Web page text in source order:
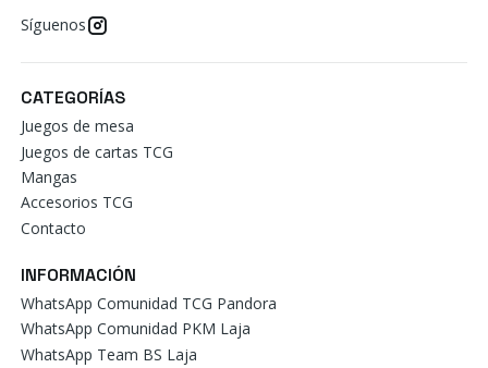
Síguenos
CATEGORÍAS
Juegos de mesa
Juegos de cartas TCG
Mangas
Accesorios TCG
Contacto
INFORMACIÓN
WhatsApp Comunidad TCG Pandora
WhatsApp Comunidad PKM Laja
WhatsApp Team BS Laja